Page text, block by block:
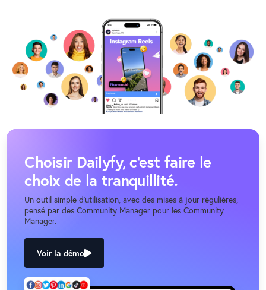
Choisir Dailyfy, c'est faire le
choix de la tranquillité.
Un outil simple d’utilisation, avec des mises à jour régulières,
pensé par des Community Manager pour les Community
Manager.
Voir la démo